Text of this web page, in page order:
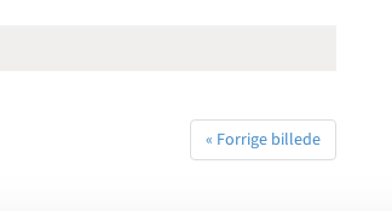
« Forrige billede